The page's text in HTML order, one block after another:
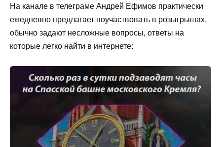
На канале в телеграме Андрей Ефимов практически
ежедневно предлагает поучаствовать в розыгрышах,
обычно задают несложные вопросы, ответы на
которые легко найти в интернете: